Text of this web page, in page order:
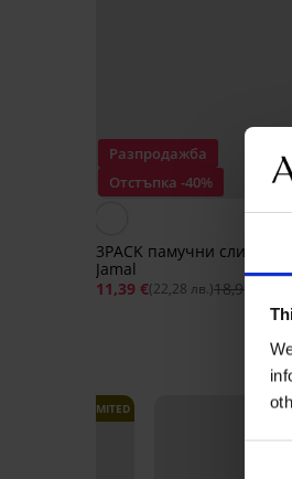
Разпродажба
Отстъпка -40%
3PACK памучни слипове
Jamal
11,39 €(22,28 лв.)18,99 €
LIMITED